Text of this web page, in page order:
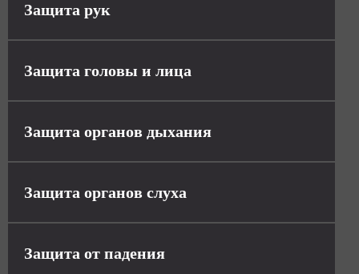
Защита рук
Защита головы и лица
Защита органов дыхания
Защита органов слуха
Защита от падения